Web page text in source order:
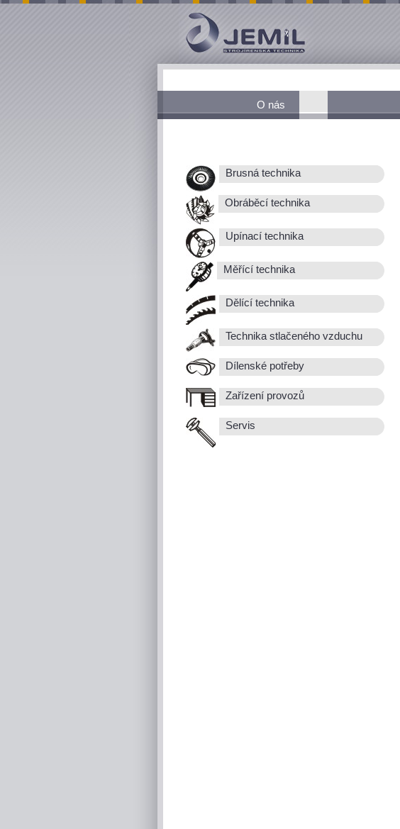
O nás
Brusná technika
Obráběcí technika
Upínací technika
Měřící technika
Dělící technika
Technika stlačeného vzduchu
Dílenské potřeby
Zařízení provozů
Servis